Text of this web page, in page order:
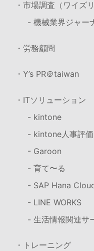
・市場調査（ワイズ
- 機械業界ジャー
・労務顧問
・Y’s PR＠taiwan
・ITソリューション
- kintone
- kintone人事評
- Garoon
- 育て〜る
- SAP Hana
- LINE WORKS
- 生活情報関連サ
・トレーニング